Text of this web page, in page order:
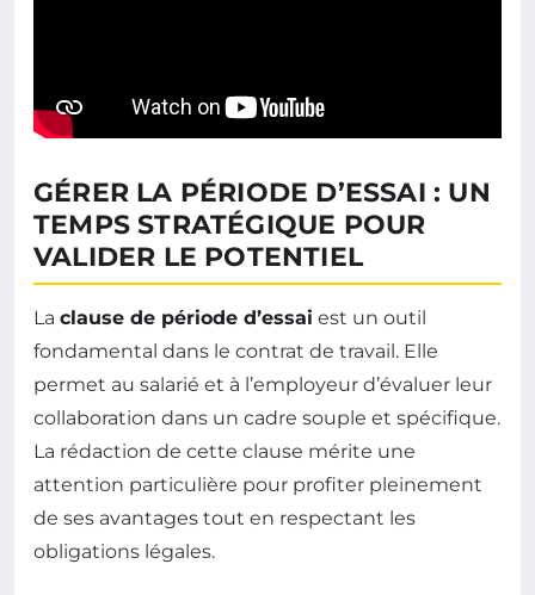
GÉRER LA PÉRIODE D’ESSAI : UN
TEMPS STRATÉGIQUE POUR
VALIDER LE POTENTIEL
La clause de période d’essai est un outil
fondamental dans le contrat de travail. Elle
permet au salarié et à l’employeur d’évaluer leur
collaboration dans un cadre souple et spécifique.
La rédaction de cette clause mérite une
attention particulière pour profiter pleinement
de ses avantages tout en respectant les
obligations légales.